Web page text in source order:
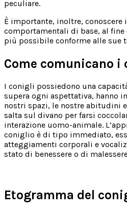
peculiare.
È importante, inoltre, conoscere
comportamentali di base, al
più possibile conforme alle sue
Come comunicano i
I conigli possiedono una
supera ogni aspettativa, hanno
nostri spazi, le nostre abitudini
salta sul divano per farsi
interazione uomo-animale.
coniglio è di tipo immediato,
atteggiamenti corporali e
stato di benessere o di
Etogramma del